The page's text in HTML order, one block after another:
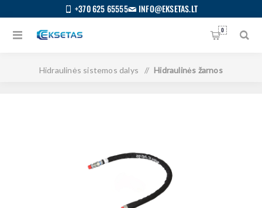
+370 625 65555 INFO@EKSETAS.LT
0
Hidraulinės sistemos dalys / Hidraulinės žarnos